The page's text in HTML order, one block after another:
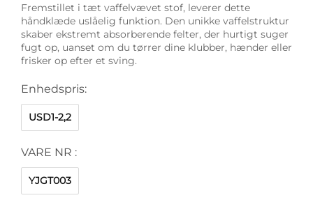
Fremstillet i tæt vaffelvævet stof, leverer dette
håndklæde uslåelig funktion. Den unikke vaffelstruktur
skaber ekstremt absorberende felter, der hurtigt suger
fugt op, uanset om du tørrer dine klubber, hænder eller
frisker op efter et sving.
Enhedspris:
USD1-2,2
VARE NR :
YJGT003